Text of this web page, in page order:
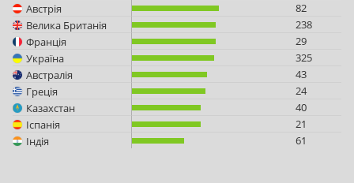
Австрія
82
Велика Британія
238
Франція
29
Україна
325
Австралія
43
Греція
24
Казахстан
40
Іспанія
21
Індія
61